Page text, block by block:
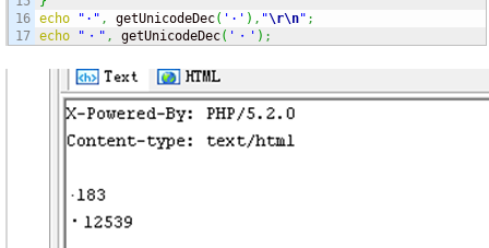
16 echo
"·" , getUnicodeDec( '·' ) , "\r\n" ;
echo
"・" , getUnicodeDec( '・' ) ;